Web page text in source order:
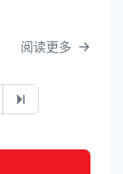
阅读更多
最后一页